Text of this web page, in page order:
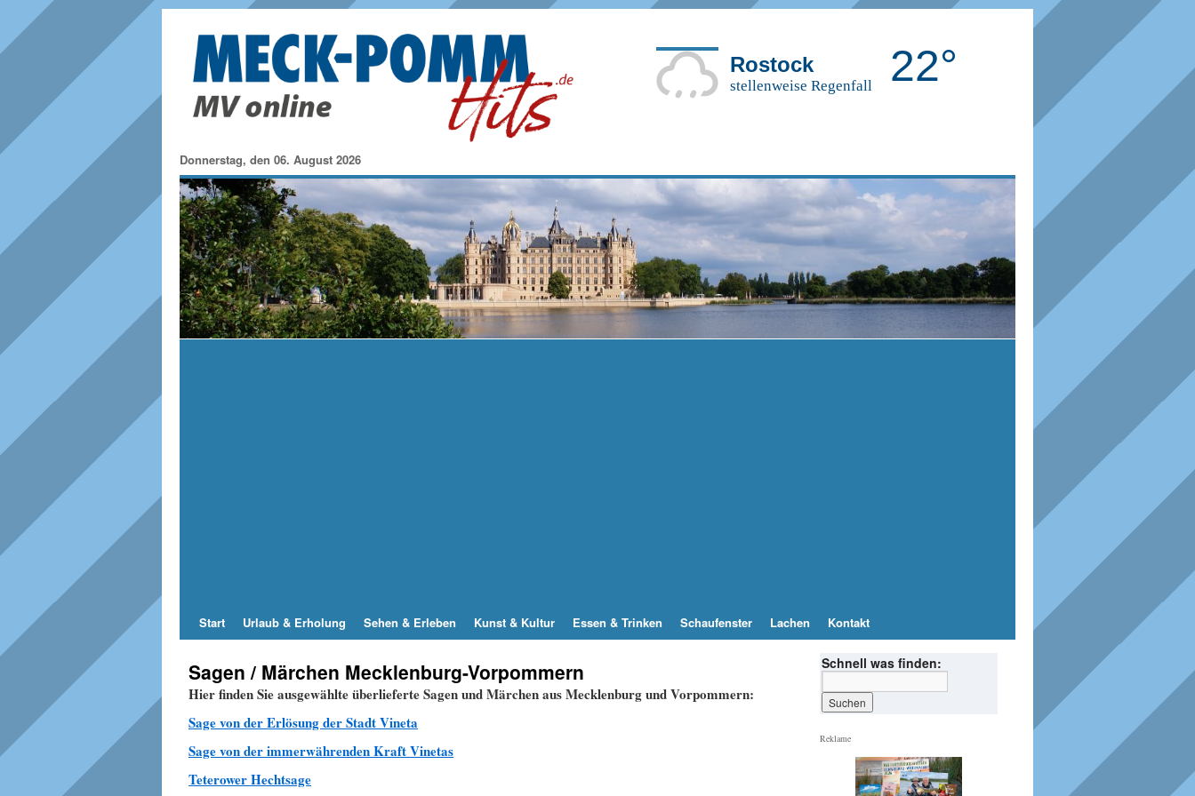
Donnerstag, den 06. August 2026
Rostock
stellenweise Regenfall 22°
Start Urlaub & Erholung Sehen & Erleben Kunst & Kultur Essen & Trinken Schaufenster Lachen Kontakt
Sagen / Märchen Mecklenburg-Vorpommern
Hier finden Sie ausgewählte überlieferte Sagen und Märchen aus Mecklenburg und Vorpommern:
Sage von der Erlösung der Stadt Vineta
Sage von der immerwährenden Kraft Vinetas
Teterower Hechtsage
Schnell was finden:
Reklame